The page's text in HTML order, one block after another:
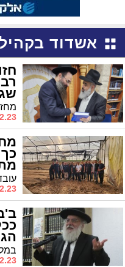
אשדוד
31.12.23,